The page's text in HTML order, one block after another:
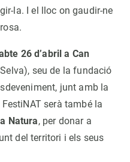
la. I el lloc on gaudir-ne
26 d’abril a Can
seu de la fundació
junt amb la
FestiNAT serà també la
Natura, per donar a
del territori i els seus